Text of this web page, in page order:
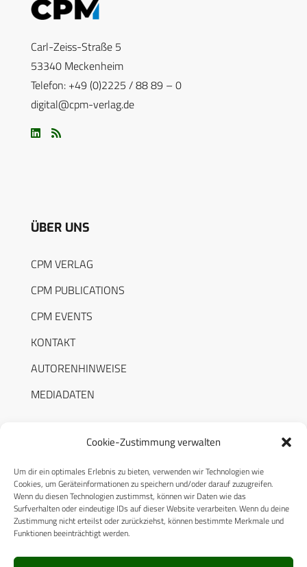
Cookie-Zustimmung verwalten
Um dir ein optimales Erlebnis zu bieten, verwenden wir Technologien wie
Cookies, um Geräteinformationen zu speichern und/oder darauf zuzugreifen.
Wenn du diesen Technologien zustimmst, können wir Daten wie das
Surfverhalten oder eindeutige IDs auf dieser Website verarbeiten. Wenn du deine
Zustimmung nicht erteilst oder zurückziehst, können bestimmte Merkmale und
Funktionen beeinträchtigt werden.
Carl-Zeiss-Straße 5
53340 Meckenheim
Telefon: +49 (0)2225 / 88 89 – 0
digital@cpm-verlag.de
ÜBER UNS
CPM VERLAG
CPM PUBLICATIONS
CPM EVENTS
KONTAKT
AUTORENHINWEISE
MEDIADATEN
RECHTLICHES
Datenschutzerklärung
Cookie-Richtlinie (EU)